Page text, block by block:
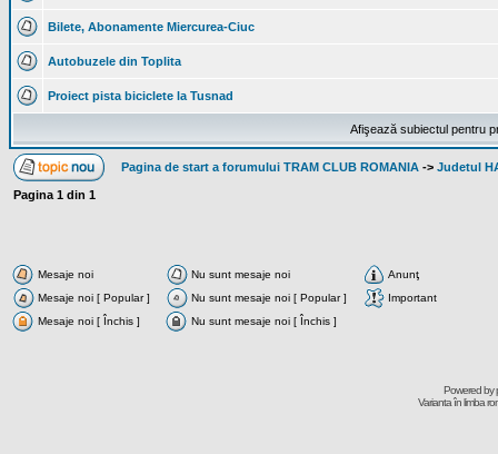
Bilete, Abonamente Miercurea-Ciuc
Autobuzele din Toplita
Proiect pista biciclete la Tusnad
Afişează subiectul pentru
Pagina de start a forumului TRAM CLUB ROMANIA -> Judetul
Pagina 1 din 1
Mesaje noi Nu sunt mesaje noi
Anunţ
Mesaje noi [ Popular ]
Nu sunt mesaje noi [ Popular ]
Important
Mesaje noi [ Închis ]
Nu sunt mesaje noi [ Închis ]
Powered by
Varianta în limba